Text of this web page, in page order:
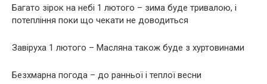
Багато зірок на небі 1 лютого – зима буде тривалою, і
потепління поки що чекати не доводиться
Завіруха 1 лютого – Масляна також буде з хуртовинами
Безхмарна погода – до ранньої і теплої весни